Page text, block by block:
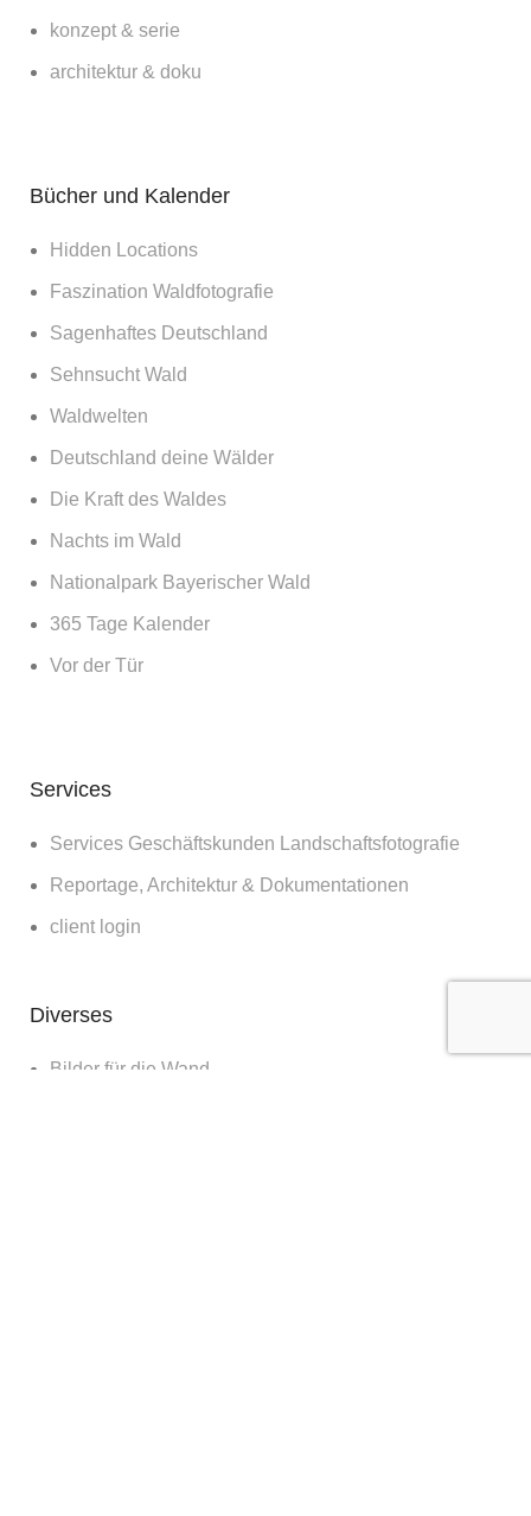
konzept & serie
architektur & doku
Bücher und Kalender
Hidden Locations
Faszination Waldfotografie
Sagenhaftes Deutschland
Sehnsucht Wald
Waldwelten
Deutschland deine Wälder
Die Kraft des Waldes
Nachts im Wald
Nationalpark Bayerischer Wald
365 Tage Kalender
Vor der Tür
Services
Services Geschäftskunden Landschaftsfotografie
Reportage, Architektur & Dokumentationen
client login
Diverses
Bilder für die Wand